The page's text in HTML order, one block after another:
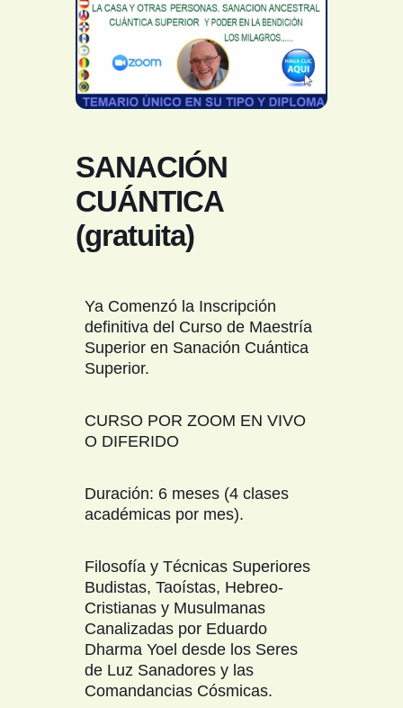
SANACIÓN
CUÁNTICA
(gratuita)
Ya Comenzó la Inscripción
definitiva del Curso de Maestría
Superior en Sanación Cuántica
Superior.
CURSO POR ZOOM EN VIVO
O DIFERIDO
Duración: 6 meses (4 clases
académicas por mes).
Filosofía y Técnicas Superiores
Budistas, Taoístas, Hebreo-
Cristianas y Musulmanas
Canalizadas por Eduardo
Dharma Yoel desde los Seres
de Luz Sanadores y las
Comandancias Cósmicas.